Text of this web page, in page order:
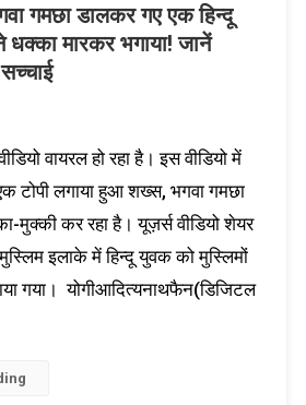
गमछा डालकर गए एक हिन्दू
मारकर भगाया! जानें
वायरल हो रहा है। इस वीडियो में
टोपी लगाया हुआ शख्स, भगवा गमछा
मुक्की कर रहा है। यूज़र्स वीडियो शेयर
इलाके में हिन्दू युवक को मुस्लिमों
गया। योगीआदित्यनाथफैन(डिजिटल